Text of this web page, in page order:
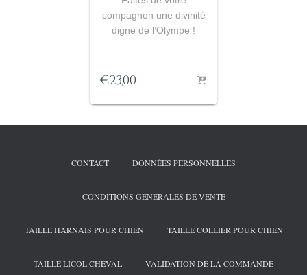
compagnon une divinité
digne de l’Olympe !
€23,00
CONTACT DONNÉES PERSONNELLES
CONDITIONS GÉNÉRALES DE VENTE
TAILLE HARNAIS POUR CHIEN TAILLE COLLIER POUR CHIEN
TAILLE LICOL CHEVAL VALIDATION DE LA COMMANDE